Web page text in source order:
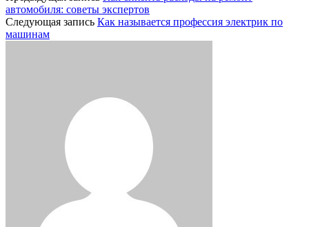
автомобиля: советы экспертов
Следующая запись Как называется профессия электрик по
машинам